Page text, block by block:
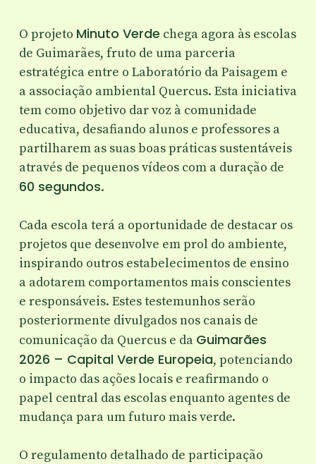
O projeto Minuto Verde chega agora às escolas
de Guimarães, fruto de uma parceria
estratégica entre o Laboratório da Paisagem e
a associação ambiental Quercus. Esta iniciativa
tem como objetivo dar voz à comunidade
educativa, desafiando alunos e professores a
partilharem as suas boas práticas sustentáveis
através de pequenos vídeos com a duração de
60 segundos.
Cada escola terá a oportunidade de destacar os
projetos que desenvolve em prol do ambiente,
inspirando outros estabelecimentos de ensino
a adotarem comportamentos mais conscientes
e responsáveis. Estes testemunhos serão
posteriormente divulgados nos canais de
comunicação da Quercus e da Guimarães
2026 – Capital Verde Europeia, potenciando
o impacto das ações locais e reafirmando o
papel central das escolas enquanto agentes de
mudança para um futuro mais verde.
O regulamento detalhado de participação